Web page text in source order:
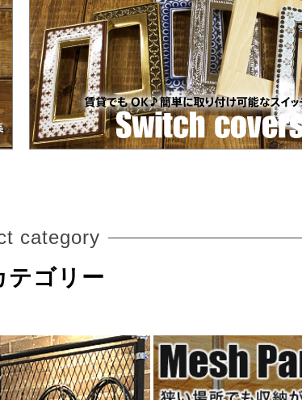
category
テゴリー